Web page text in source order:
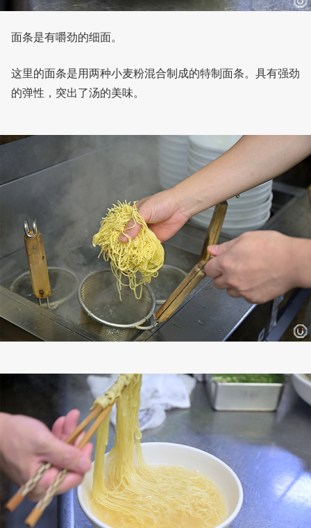
面条是有嚼劲的细面。
这里的面条是用两种小麦粉混合制成的特制面条。具有强劲
的弹性，突出了汤的美味。